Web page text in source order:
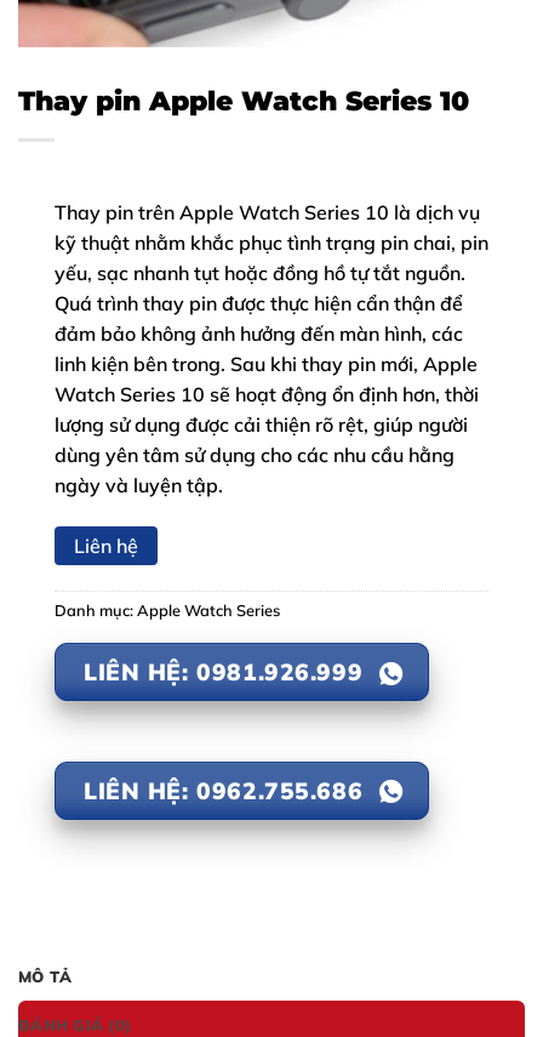
Thay pin Apple Watch Series 10
Thay pin trên Apple Watch Series 10 là dịch vụ
kỹ thuật nhằm khắc phục tình trạng pin chai, pin
yếu, sạc nhanh tụt hoặc đồng hồ tự tắt nguồn.
Quá trình thay pin được thực hiện cẩn thận để
đảm bảo không ảnh hưởng đến màn hình, các
linh kiện bên trong. Sau khi thay pin mới, Apple
Watch Series 10 sẽ hoạt động ổn định hơn, thời
lượng sử dụng được cải thiện rõ rệt, giúp người
dùng yên tâm sử dụng cho các nhu cầu hằng
ngày và luyện tập.
Liên hệ
Danh mục:Apple Watch Series
LIÊN HỆ: 0981.926.999
LIÊN HỆ: 0962.755.686
MÔ TẢ
ĐÁNH GIÁ (0)